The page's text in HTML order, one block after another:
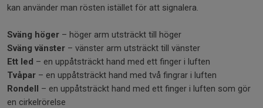
kan använder man rösten istället för att signalera.
Sväng höger – höger arm utsträckt till höger
Sväng vänster – vänster arm utsträckt till vänster
Ett led – en uppåtsträckt hand med ett finger i luften
Tvåpar – en uppåtsträckt hand med två fingrar i luften
Rondell – en uppåtsträckt hand med ett finger i luften som gör
en cirkelrörelse